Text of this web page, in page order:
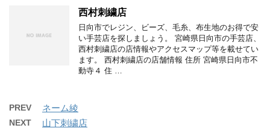
西村刺繍店
日向市でレジン、ビーズ、毛糸、布生地のお得で安
い手芸店を探しましょう。 宮崎県日向市の手芸店、
西村刺繍店の店情報やアクセスマップ等を載せてい
ます。 西村刺繍店の店舗情報 住所 宮崎県日向市不
動寺４ 住 …
PREV ネーム綾
NEXT 山下刺繍店